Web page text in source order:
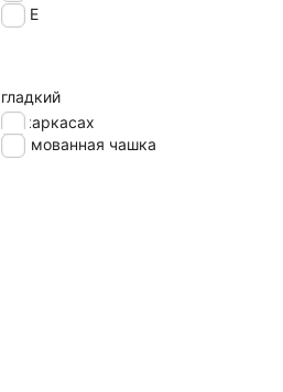
SALE
гладкий
на каркасах
формованная чашка